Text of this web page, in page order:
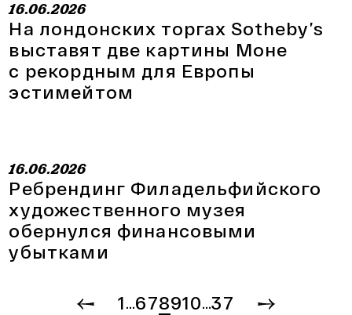
16.06.2026
На лондонских торгах Sotheby’s
выставят две картины Моне
с рекордным для Европы
эстимейтом
16.06.2026
Ребрендинг Филадельфийского
художественного музея
обернулся финансовыми
убытками
1…678910…37